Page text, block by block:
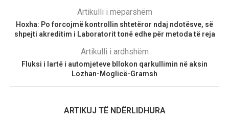
Artikulli i mëparshëm
Hoxha: Po forcojmë kontrollin shtetëror ndaj ndotësve, së
shpejti akreditim i Laboratorit tonë edhe për metoda të reja
Artikulli i ardhshëm
Fluksi i lartë i automjeteve bllokon qarkullimin në aksin
Lozhan-Moglicë-Gramsh
ARTIKUJ TË NDËRLIDHURA